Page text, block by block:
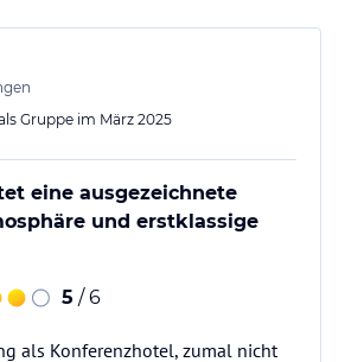
Gruppe im März 2025
eine ausgezeichnete
und erstklassige
5 / 6
als Konferenzhotel, zumal nicht